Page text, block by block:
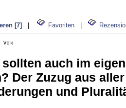
[7] Favoriten
sollten auch im
Der Zuzug aus
und